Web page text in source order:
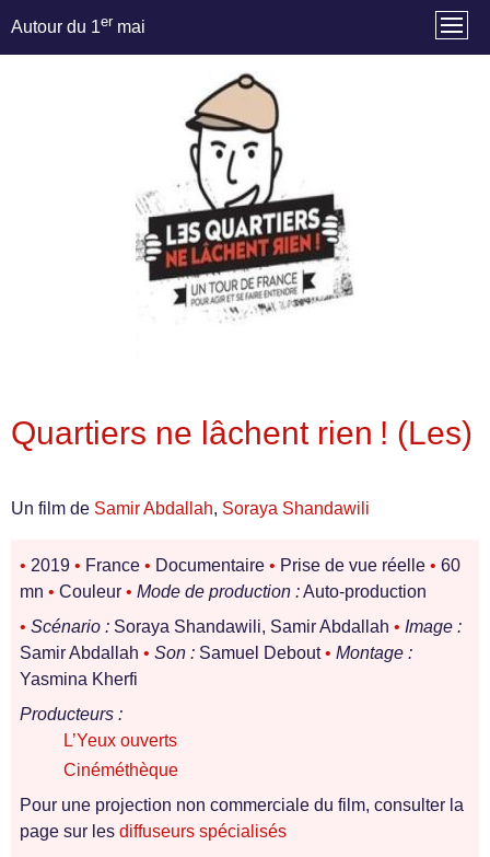
Autour du 1er mai
Quartiers ne lâchent rien ! (Les)
Un film de Samir Abdallah, Soraya Shandawili
• 2019 • France • Documentaire • Prise de vue réelle • 60
mn • Couleur • Mode de production :Auto-production
• Scénario : Soraya Shandawili, Samir Abdallah • Image :
Samir Abdallah • Son : Samuel Debout• Montage :
Yasmina Kherfi
Producteurs :
L’Yeux ouverts
Cinéméthèque
Pour une projection non commerciale du film, consulter la
page sur les diffuseurs spécialisés